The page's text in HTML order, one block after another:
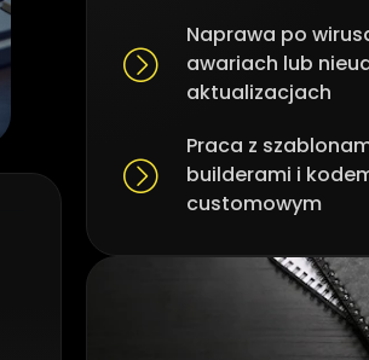
Naprawa po
awariach lub
aktualizacjach
Praca z
builderami i
customowym